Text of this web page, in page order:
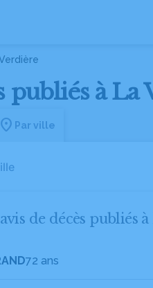
publiés à La
Par ville
de décès publiés
72 ans